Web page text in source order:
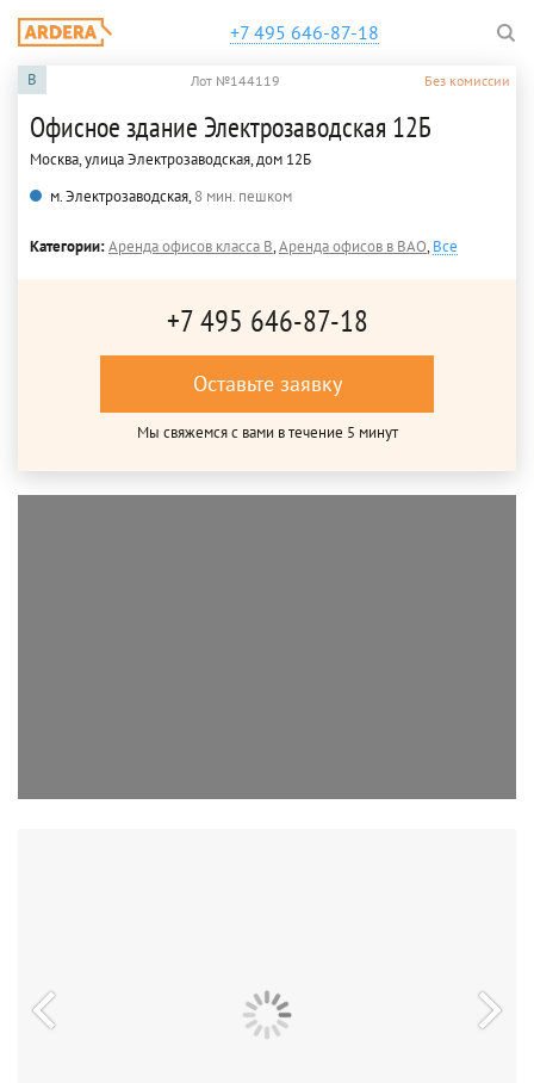
+7 495 646-87-18
B Лот №144119 Без комиссии
Офисное здание Электрозаводская 12Б
Москва, улица Электрозаводская, дом 12Б
м. Электрозаводская,8 мин. пешком
Категории:Аренда офисов класса B,Аренда офисов в ВАО,Все
+7 495 646-87-18
Оставьте заявку
Мы свяжемся с вами в течение 5 минут